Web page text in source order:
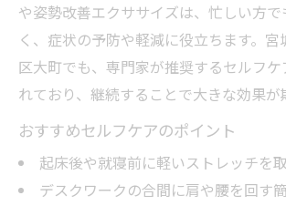
や姿勢改善エクササイズは、忙しい方
く、症状の予防や軽減に役立ちます。
区大町でも、専門家が推奨するセルフ
れており、継続することで大きな効果が
おすすめセルフケアのポイント
起床後や就寝前に軽いストレッチを
デスクワークの合間に肩や腰を回す